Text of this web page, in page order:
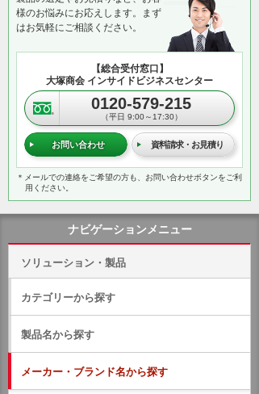
様のお悩みにお応えします。まず
はお気軽にご相談ください。
【総合受付窓口】
大塚商会 インサイドビジネスセンター
0120-579-215
（平日 9:00～17:30）
お問い合わせ 資料請求・お見積り
＊メールでの連絡をご希望の方も、お問い合わせボタンをご利
用ください。
ナビゲーションメニュー
ソリューション・製品
カテゴリーから探す
製品名から探す
メーカー・ブランド名から探す